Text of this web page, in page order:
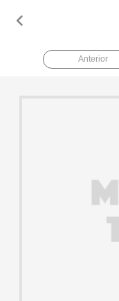

Anterior